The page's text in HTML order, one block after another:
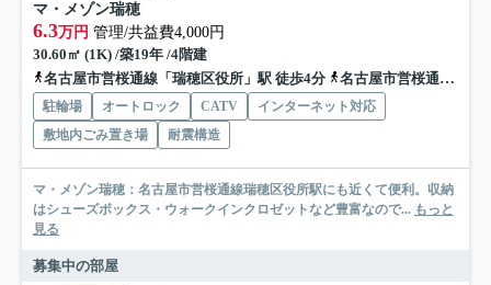
マ・メゾン瑞穂
6.3万円 管理/共益費4,000円
30.60㎡ (1K) /築19年 /4階建
名古屋市営桜通線「瑞穂区役所」駅 徒歩4分
名古屋市営桜通線「桜山」駅 徒歩8分
駐輪場 オートロック CATV
インターネット対応
敷地内ごみ置き場
耐震構造
マ・メゾン瑞穂：名古屋市営桜通線瑞穂区役所駅にも近くて便利。収納
はシューズボックス・ウォークインクロゼットなど豊富なので... もっと
見る
募集中の部屋